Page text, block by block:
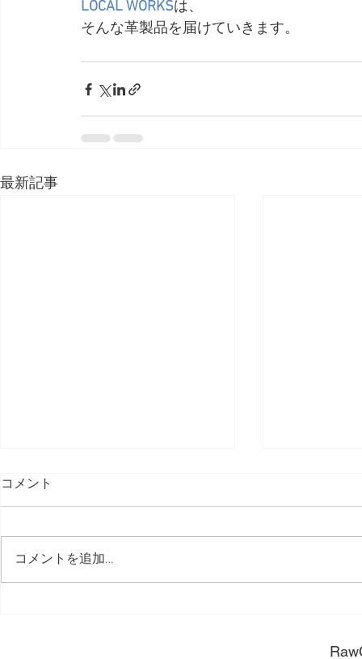
LOCAL WORKSは、
そんな革製品を届けていきます。
最新記事
長く使うために。
コメント
コメントを追加…